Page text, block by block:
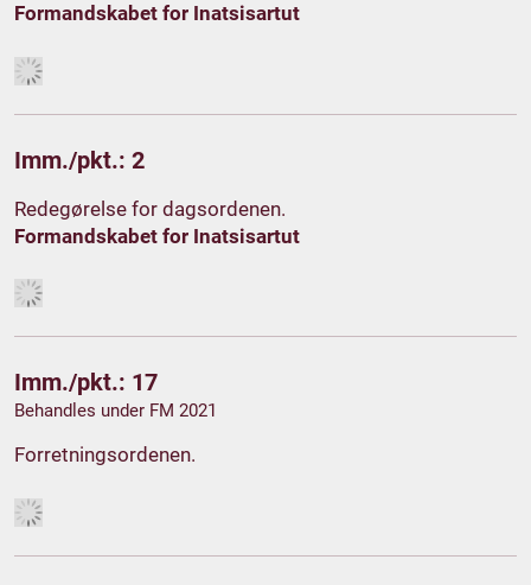
Formandskabet for Inatsisartut
Imm./pkt.: 2
Redegørelse for dagsordenen.
Formandskabet for Inatsisartut
Imm./pkt.: 17
Behandles under FM 2021
Forretningsordenen.